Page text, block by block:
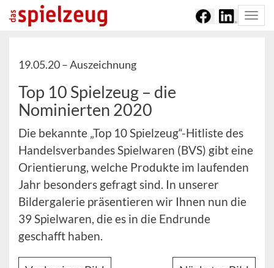
19.05.20 –Auszeichnung
Top 10 Spielzeug – die
Nominierten 2020
Die bekannte „Top 10 Spielzeug“-Hitliste des
Handelsverbandes Spielwaren (BVS) gibt eine
Orientierung, welche Produkte im laufenden
Jahr besonders gefragt sind. In unserer
Bildergalerie präsentieren wir Ihnen nun die
39 Spielwaren, die es in die Endrunde
geschafft haben.